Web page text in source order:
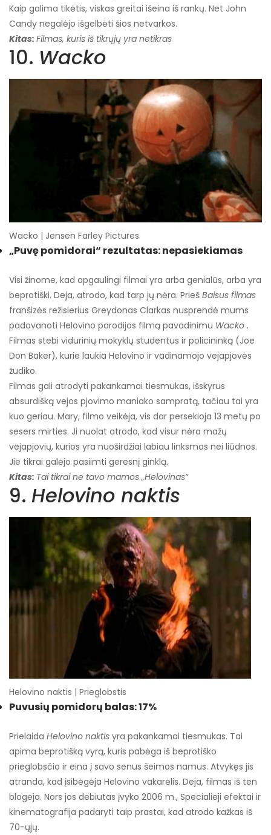
Kaip galima tikėtis, viskas greitai išeina iš rankų. Net John
Candy negalėjo išgelbėti šios netvarkos.
Kitas: Filmas, kuris iš tikrųjų yra netikras
10. Wacko
Wacko | Jensen Farley Pictures
„Puvę pomidorai“ rezultatas: nepasiekiamas
Visi žinome, kad apgaulingi filmai yra arba genialūs, arba yra
beprotiški. Deja, atrodo, kad tarp jų nėra. Prieš Baisus filmas
franšizės režisierius Greydonas Clarkas nusprendė mums
padovanoti Helovino parodijos filmą pavadinimu Wacko .
Filmas stebi vidurinių mokyklų studentus ir policininką (Joe
Don Baker), kurie laukia Helovino ir vadinamojo vejapjovės
žudiko.
Filmas gali atrodyti pakankamai tiesmukas, išskyrus
absurdišką vejos pjovimo maniako sampratą, tačiau tai yra
kuo geriau. Mary, filmo veikėja, vis dar persekioja 13 metų po
sesers mirties. Ji nuolat atrodo, kad visur nėra mažų
vejapjovių, kurios yra nuoširdžiai labiau linksmos nei liūdnos.
Jie tikrai galėjo pasiimti geresnį ginklą.
Kitas: Tai tikrai ne tavo mamos „Helovinas“
9. Helovino naktis
Helovino naktis | Prieglobstis
Puvusių pomidorų balas: 17%
Prielaida Helovino naktis yra pakankamai tiesmukas. Tai
apima beprotišką vyrą, kuris pabėga iš beprotiško
prieglobsčio ir eina į savo senus šeimos namus. Atvykęs jis
atranda, kad įsibėgėja Helovino vakarėlis. Deja, filmas iš ten
blogėja. Nors jos debiutas įvyko 2006 m., Specialieji efektai ir
kinematografija padaryti taip prastai, kad atrodo kažkas iš
70-ųjų.